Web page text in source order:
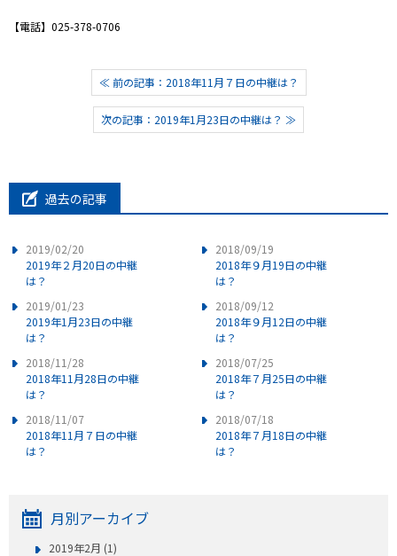
お問い合わせ
【電話】025-378-0706
≪ 前の記事：2018年11月７日の中継は？
次の記事：2019年1月23日の中継は？ ≫
過去の記事
2019/02/20
2019年２月20日の中継
は？
2019/01/23
2019年1月23日の中継
は？
2018/11/28
2018年11月28日の中継
は？
2018/11/07
2018年11月７日の中継
は？
2018/09/19
2018年９月19日の中継
は？
2018/09/12
2018年９月12日の中継
は？
2018/07/25
2018年７月25日の中継
は？
2018/07/18
2018年７月18日の中継
は？
月別アーカイブ
2019年2月 (1)